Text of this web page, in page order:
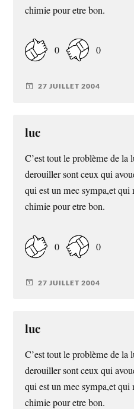
chimie pour etre bon.
0 0
27 JUILLET 2004
luc
C’est tout le problème de la
derouiller sont ceux qui
qui est un mec sympa,et qui
chimie pour etre bon.
0 0
27 JUILLET 2004
luc
C’est tout le problème de la
derouiller sont ceux qui
qui est un mec sympa,et qui
chimie pour etre bon.